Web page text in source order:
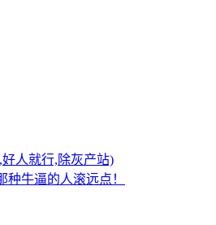
人就行,除灰产站)
牛逼的人滚远点！